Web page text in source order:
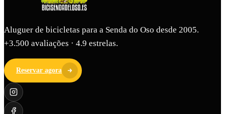
Aluguer de bicicletas para a Senda do Oso desde 2005.
+3.500 avaliações · 4.9 estrelas.
Reservar agora